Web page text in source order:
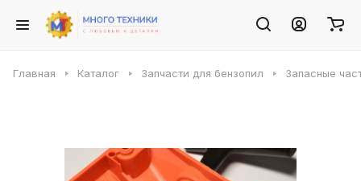
Главная Каталог Запчасти для бензопил Запасные